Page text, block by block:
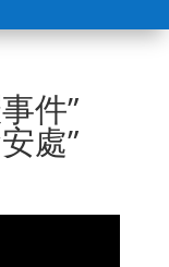
件”
處”